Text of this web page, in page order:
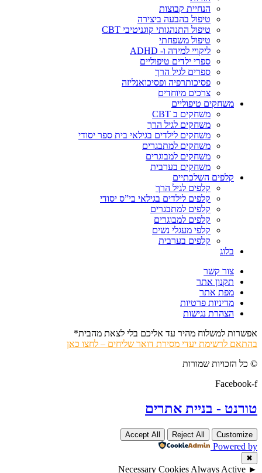
הנחיית קבוצות
טיפול בהבעה ביצירה
טיפול התנהגותי קוגניטיבי CBT
טיפול משפחתי
ליקויי למידה ו- ADHD
ספרי ילדים טיפוליים
ספרים לגיל הרך
פסיכותרפיה ופסיכואנליזה
צרכים מיוחדים
משחקים טיפוליים
משחקים ב CBT
משחקים לגיל הרך
משחקים לילדים בגילאי בית ספר יסודי
משחקים למתבגרים
משחקים למבוגרים
משחקים בערבית
קלפים השלכתיים
קלפים לגיל הרך
קלפים לילדים בגילאי בי”ס יסודי
קלפים למתבגרים
קלפים למבוגרים
קלפי מעגלי נשים
קלפים בערבית
בלוג
צור קשר
תקנון אתר
מפת אתר
מדיניות פרטיות
הצהרת נגישות
אפשרות למשלוח מהיר עד אליכם בלי לצאת מהבית*
בהתאם לרשימת יעדי מסירת דואר שליחים – לחצו כאן
© כל הזכויות שמורות
Facebook-f
טורנט - בניית אתרים
Customize
Reject All
Accept All
Powered by
✖
►
Necessary Cookies Always Active